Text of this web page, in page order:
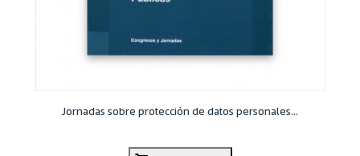
Jornadas sobre protección de datos personales...